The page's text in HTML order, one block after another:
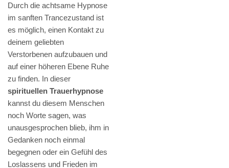
Durch die achtsame Hypnose
im sanften Trancezustand ist
es möglich, einen Kontakt zu
deinem geliebten
Verstorbenen aufzubauen und
auf einer höheren Ebene Ruhe
zu finden. In dieser
spirituellen Trauerhypnose
kannst du diesem Menschen
noch Worte sagen, was
unausgesprochen blieb, ihm in
Gedanken noch einmal
begegnen oder ein Gefühl des
Loslassens und Frieden im